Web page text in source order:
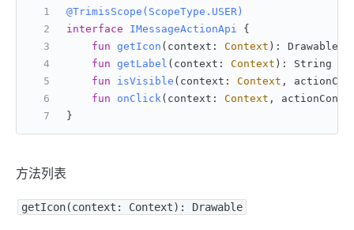
@TrimisScope(ScopeType.USER)
interface
IMessageActionApi {
fun getIcon (context: Context ) : Drawable
fun getLabel (context: Context ) : String
fun
isVisible (context: Context ,
fun
onClick(context: Context ,
}
方法列表
getIcon(context: Context): Drawable